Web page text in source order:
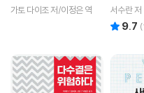
가토 다이조 저/이정은 역 서수란 저
9.7 (